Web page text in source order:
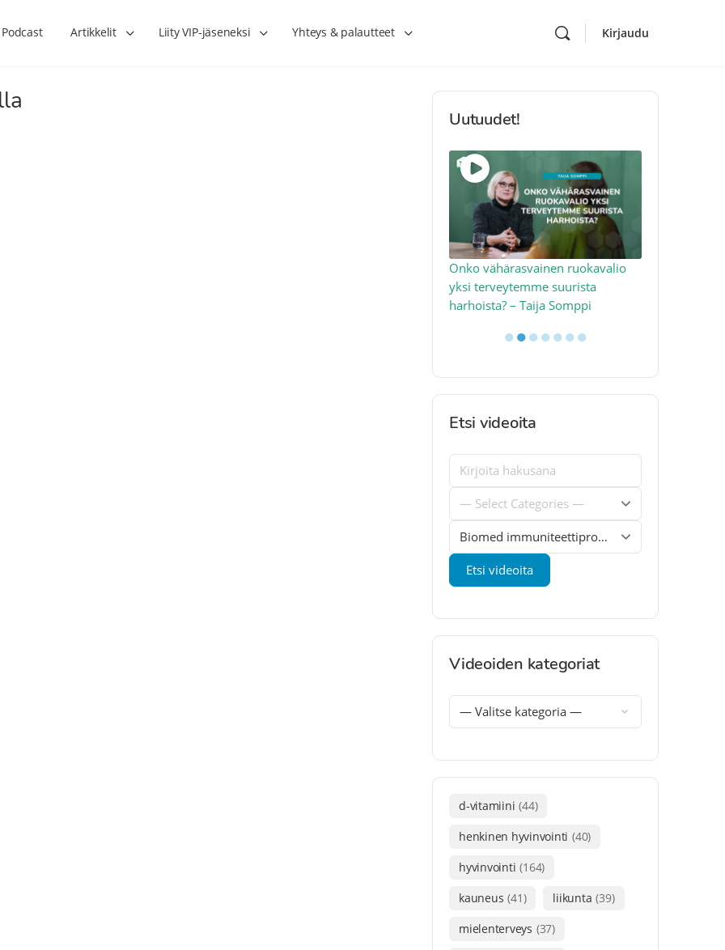
Podcast Artikkelit Liity VIP-jäseneksi Yhteys & palautteet Kirjaudu
Uutuudet!
Onko vähärasvainen ruokavalio
yksi terveytemme suurista
harhoista? – Taija Somppi
●●●●●●●
Etsi videoita
Videoiden kategoriat
d-vitamiini (44)
henkinen hyvinvointi (40)
hyvinvointi (164)
kauneus (41) liikunta (39)
mielenterveys (37)